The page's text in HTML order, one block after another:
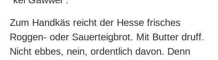
Zum Handkäs reicht der Hesse frisches
Roggen- oder Sauerteigbrot. Mit Butter druff.
Nicht ebbes, nein, ordentlich davon. Denn